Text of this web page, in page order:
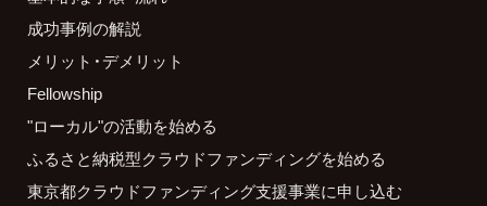
成功事例の解説
メリット・デメリット
Fellowship
"ローカル"の活動を始める
ふるさと納税型クラウドファンディングを始める
東京都クラウドファンディング支援事業に申し込む